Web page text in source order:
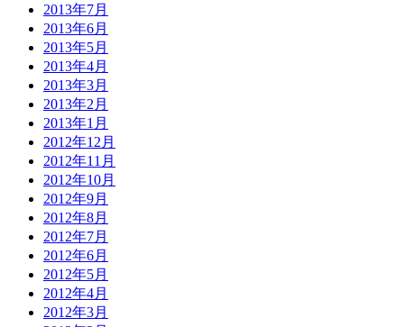
2013年7月
2013年6月
2013年5月
2013年4月
2013年3月
2013年2月
2013年1月
2012年12月
2012年11月
2012年10月
2012年9月
2012年8月
2012年7月
2012年6月
2012年5月
2012年4月
2012年3月